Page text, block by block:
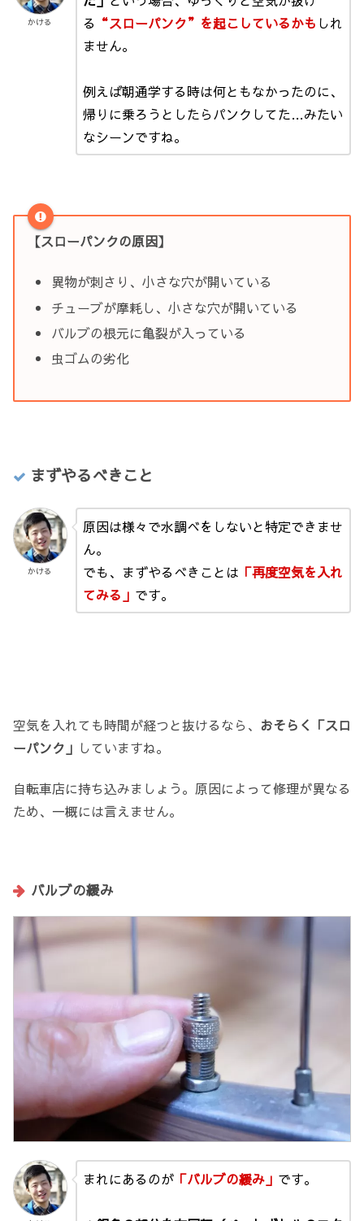
かける
る “スローパンク”を起こしているかも しれ
ません。
例えば朝通学する時は何ともなかったのに、
帰りに乗ろうとしたらパンクしてた…みたい
なシーンですね。
【スローパンクの原因】
異物が刺さり、小さな穴が開いている
チューブが摩耗し、小さな穴が開いている
バルブの根元に亀裂が入っている
虫ゴムの劣化
まずやるべきこと
かける
原因は様々で水調べをしないと特定できませ
ん。
でも、まずやるべきことは 「再度空気を入れ
てみる」 です。
空気を入れても時間が経つと抜けるなら、 おそらく「スロ
ーパンク」 していますね。
自転車店に持ち込みましょう。原因によって修理が異なる
ため、一概には言えません。
バルブの緩み
まれにあるのが「バルブの緩み」 です。